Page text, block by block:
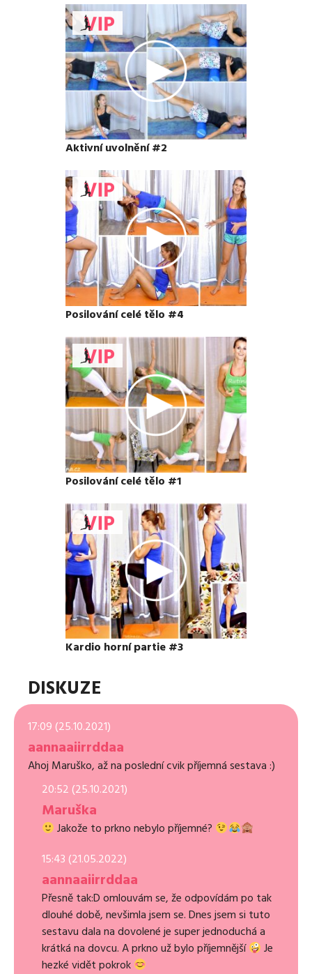
Aktivní uvolnění #2
Posilování celé tělo #4
Posilování celé tělo #1
Kardio horní partie #3
DISKUZE
17:09 (25.10.2021)
aannaaiirrddaa
Ahoj Maruško, až na poslední cvik příjemná sestava :)
20:52 (25.10.2021)
Maruška
Jakože to prkno nebylo příjemné?
15:43 (21.05.2022)
aannaaiirrddaa
Přesně tak:D omlouvám se, že odpovídám po tak
dlouhé době, nevšimla jsem se. Dnes jsem si tuto
sestavu dala na dovolené je super jednoduchá a
krátká na dovcu. A prkno už bylo příjemnější
Je
hezké vidět pokrok